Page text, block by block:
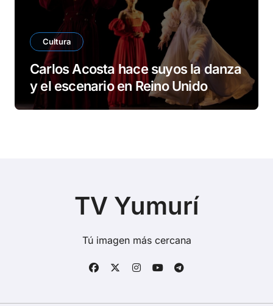
Cultura
Carlos Acosta hace suyos la danza
y el escenario en Reino Unido
TV Yumurí
Tú imagen más cercana